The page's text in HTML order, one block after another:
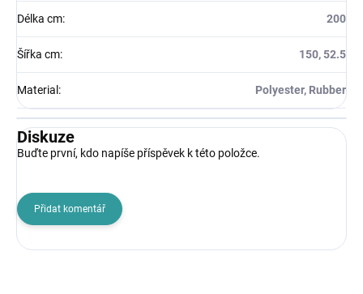
Délka cm: 200
Šířka cm: 150, 52.5
Material : Polyester, Rubber
Diskuze
Buďte první, kdo napíše příspěvek k této položce.
Přidat komentář